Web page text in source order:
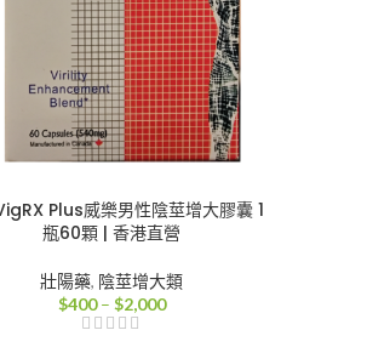
Plus威樂男性陰莖增大膠囊 1
瓶60顆 | 香港直營
壯陽藥, 陰莖增大類
$400 – $2,000價